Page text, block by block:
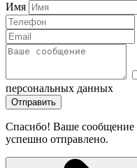
Имя
персональных данных
Отправить
Спасибо! Ваше сообщение
успешно отправлено.